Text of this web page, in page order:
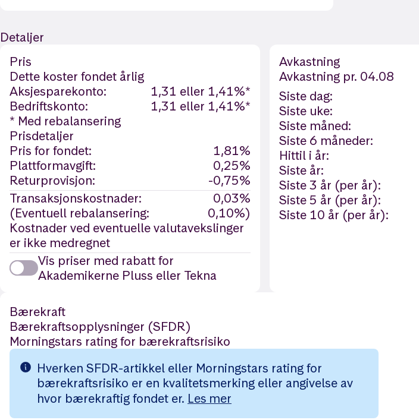
Detaljer
Pris
Dette koster fondet årlig
Aksjesparekonto:
1,31 eller 1,41%*
Bedriftskonto:
1,31 eller 1,41%*
* Med rebalansering
Prisdetaljer
Pris for fondet:
1,81%
Plattformavgift:
0,25%
Returprovisjon:
-0,75%
Transaksjonskostnader:
0,03%
(Eventuell rebalansering:
0,10%)
Kostnader ved eventuelle valutavekslinger
er ikke medregnet
Vis priser med rabatt for
Akademikerne Pluss eller Tekna
Avkastning
Avkastning pr. 04.08
Siste dag:
Siste uke:
Siste måned:
Siste 6 måneder:
Hittil i år:
Siste år:
Siste 3 år (per år):
Siste 5 år (per år):
Siste 10 år (per år):
Bærekraft
Bærekraftsopplysninger (SFDR)
Morningstars rating for bærekraftsrisiko
Hverken SFDR-artikkel eller Morningstars rating for
bærekraftsrisiko er en kvalitetsmerking eller angivelse av
hvor bærekraftig fondet er. Les mer